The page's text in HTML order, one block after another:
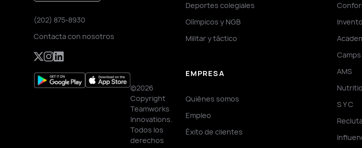
(202) 875-8930
Contacta con nosotros
©2026
Copyright
Teamworks
Innovations.
Todos los
derechos
Deportes colegiales
Olímpicos y NGB
Militar y táctico
EMPRESA
Quiénes somos
Empleo
Éxito de clientes
Camps
AMS
S Y C